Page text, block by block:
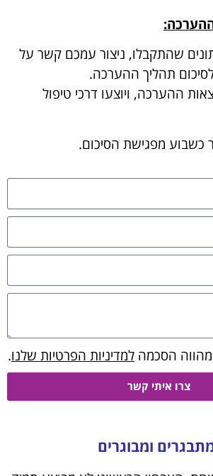
:
שהתקבלו, ניצור עמכם קשר על
תהליך ההערכה.
ההערכה, ויוצעו דרכי טיפול
כשבוע מפגישת הסיכום.
הסכמה למדיניות הפרטיות שלנו.
צרו איתי קשר
ומבוגרים